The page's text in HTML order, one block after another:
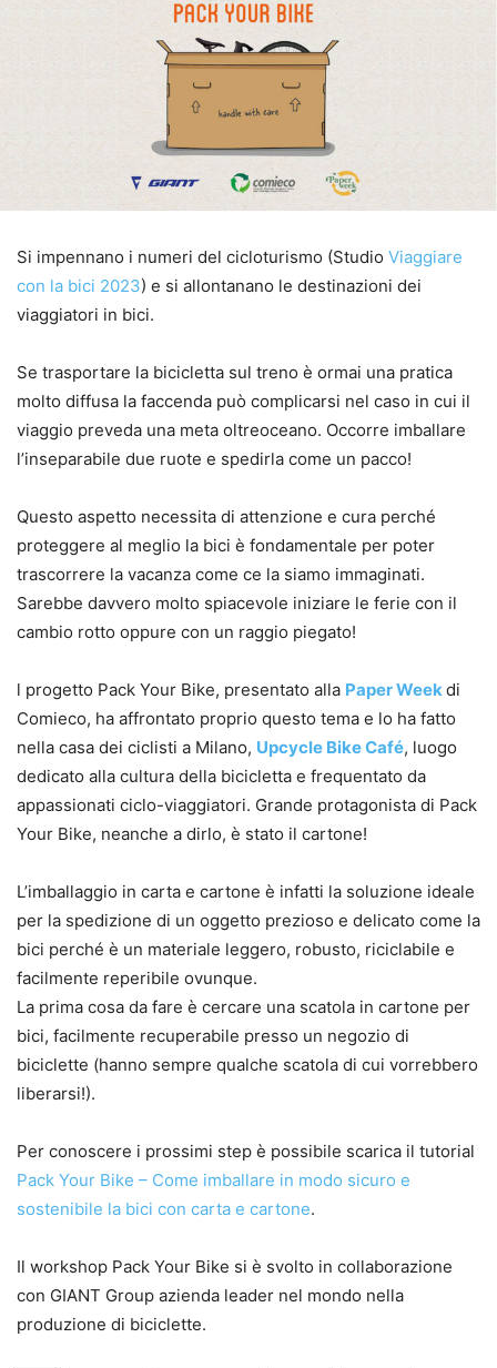
Si impennano i numeri del cicloturismo (Studio Viaggiare
con la bici 2023) e si allontanano le destinazioni dei
viaggiatori in bici.
Se trasportare la bicicletta sul treno è ormai una pratica
molto diffusa la faccenda può complicarsi nel caso in cui il
viaggio preveda una meta oltreoceano. Occorre imballare
l’inseparabile due ruote e spedirla come un pacco!
Questo aspetto necessita di attenzione e cura perché
proteggere al meglio la bici è fondamentale per poter
trascorrere la vacanza come ce la siamo immaginati.
Sarebbe davvero molto spiacevole iniziare le ferie con il
cambio rotto oppure con un raggio piegato!
l progetto Pack Your Bike, presentato alla Paper Week di
Comieco, ha affrontato proprio questo tema e lo ha fatto
nella casa dei ciclisti a Milano, Upcycle Bike Café, luogo
dedicato alla cultura della bicicletta e frequentato da
appassionati ciclo-viaggiatori. Grande protagonista di Pack
Your Bike, neanche a dirlo, è stato il cartone!
L’imballaggio in carta e cartone è infatti la soluzione ideale
per la spedizione di un oggetto prezioso e delicato come la
bici perché è un materiale leggero, robusto, riciclabile e
facilmente reperibile ovunque.
La prima cosa da fare è cercare una scatola in cartone per
bici, facilmente recuperabile presso un negozio di
biciclette (hanno sempre qualche scatola di cui vorrebbero
liberarsi!).
Per conoscere i prossimi step è possibile scarica il tutorial
Pack Your Bike – Come imballare in modo sicuro e
sostenibile la bici con carta e cartone.
Il workshop Pack Your Bike si è svolto in collaborazione
con GIANT Group azienda leader nel mondo nella
produzione di biciclette.